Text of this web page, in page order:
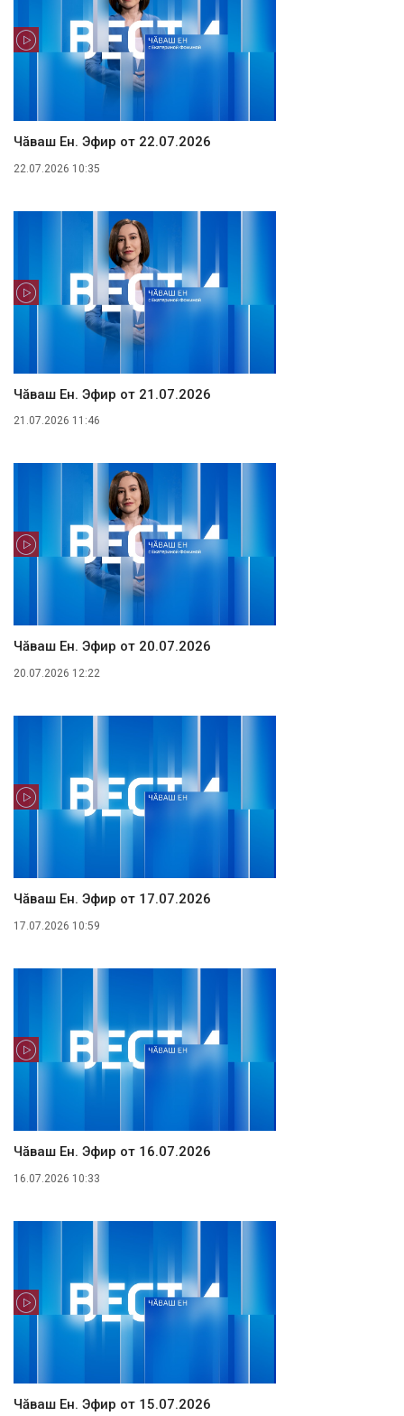
Чăваш Ен. Эфир от 22.07.2026
22.07.2026 10:35
Чăваш Ен. Эфир от 21.07.2026
21.07.2026 11:46
Чăваш Ен. Эфир от 20.07.2026
20.07.2026 12:22
Чăваш Ен. Эфир от 17.07.2026
17.07.2026 10:59
Чăваш Ен. Эфир от 16.07.2026
16.07.2026 10:33
Чăваш Ен. Эфир от 15.07.2026